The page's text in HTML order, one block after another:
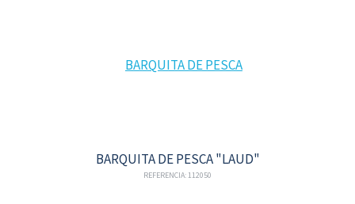
BARQUITA DE PESCA "LAUD"
REFERENCIA: 112050